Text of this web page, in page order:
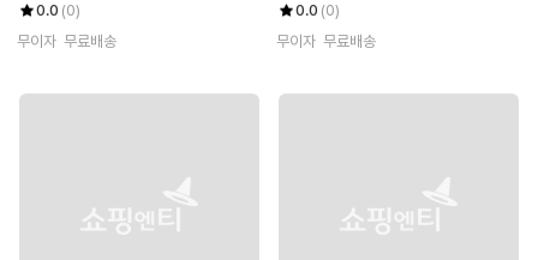
0.0 (0)
무이자 무료배송
0.0 (0)
무이자 무료배송